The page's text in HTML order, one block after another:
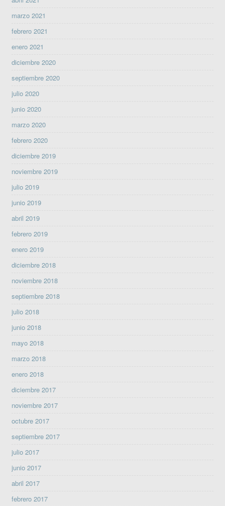
marzo 2021
febrero 2021
enero 2021
diciembre 2020
septiembre 2020
julio 2020
junio 2020
marzo 2020
febrero 2020
diciembre 2019
noviembre 2019
julio 2019
junio 2019
abril 2019
febrero 2019
enero 2019
diciembre 2018
noviembre 2018
septiembre 2018
julio 2018
junio 2018
mayo 2018
marzo 2018
enero 2018
diciembre 2017
noviembre 2017
octubre 2017
septiembre 2017
julio 2017
junio 2017
abril 2017
febrero 2017